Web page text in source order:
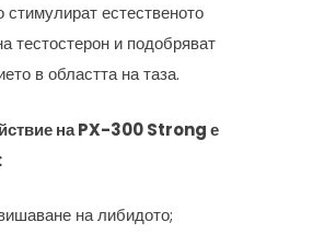
стимулират естественото
тестостерон и подобряват
в областта на таза.
на PX-300 Strong е
на либидото;